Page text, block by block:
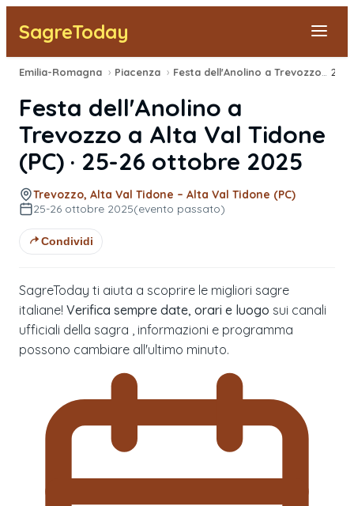
SagreToday
Segnala una sagra
Tutte le Sagre
Vicino a Me
Emilia-Romagna › Piacenza ›
Festa dell'Anolino a
Trevozzo a Alta Val Tidone
(PC) · 25-26 ottobre 2025
Trevozzo, Alta Val Tidone – Alta Val Tidone (PC)
25-26 ottobre 2025(evento passato)
Condividi
SagreToday ti aiuta a scoprire le migliori sagre
italiane! Verifica sempre date, orari e luogo sui canali
ufficiali della sagra , informazioni e programma
possono cambiare all'ultimo minuto.